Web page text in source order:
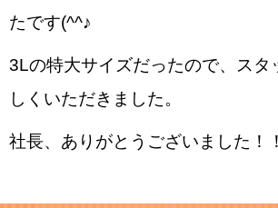
たです(^^♪
3Lの特大サイズだったので、スタ
しくいただきました。
社長、ありがとうございました！！